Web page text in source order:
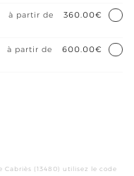
à partir de
360.00€
à partir de
600.00€
(13480) utilisez le code